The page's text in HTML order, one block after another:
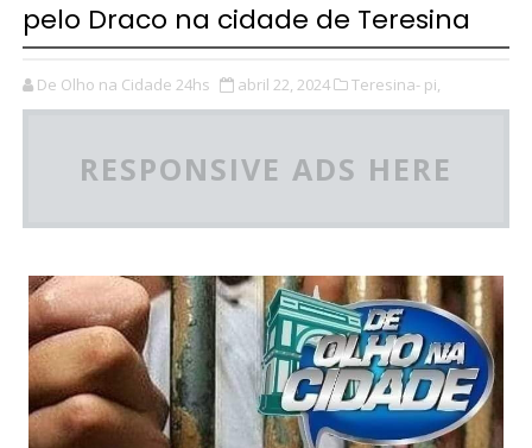
pelo Draco na cidade de Teresina
De Olho na Cidade 24hs abril 22, 2024 Teresina- pi,
RESPONSIVE ADS HERE